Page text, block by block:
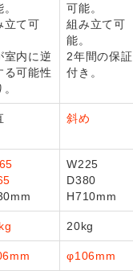
立て可
室内に逆
る可能性
可能。
組み立て可
能。
2年間の保証
付き。
斜め
W225
D380
H710mm
20kg
φ106mm